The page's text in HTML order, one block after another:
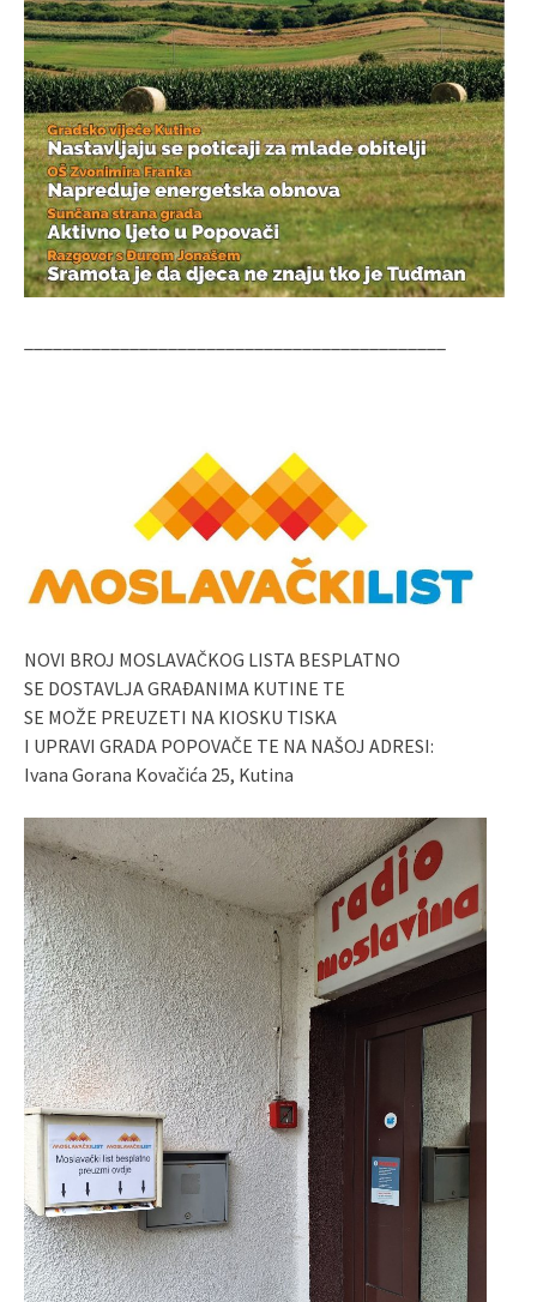
NOVI BROJ MOSLAVAČKOG LISTA BESPLATNO
SE DOSTAVLJA GRAĐANIMA KUTINE TE
SE MOŽE PREUZETI NA KIOSKU TISKA
I UPRAVI GRADA POPOVAČE TE NA NAŠOJ ADRESI:
Ivana Gorana Kovačića 25, Kutina